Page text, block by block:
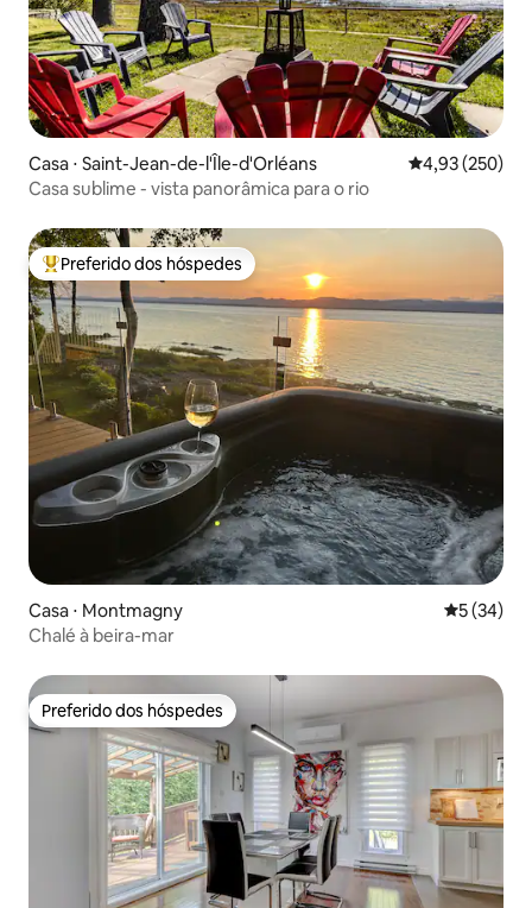
Casa ⋅ Saint-Jean-de-l'Île-d'Orléans 4,93 de uma
4,93 (250)
Casa sublime - vista panorâmica para o rio
Entre os melhores preferidos dos hóspedes
Preferido dos hóspedes
Casa ⋅ Montmagny 5 de uma
5 (34)
Chalé à beira-mar
Preferido dos hóspedes
Preferido dos hóspedes